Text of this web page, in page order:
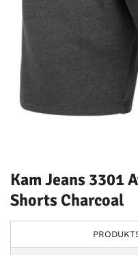
Kam Jeans 3301
Shorts Charcoal